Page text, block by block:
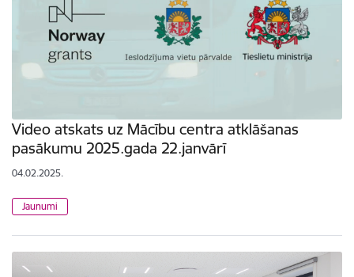
Video atskats uz Mācību centra atklāšanas
pasākumu 2025.gada 22.janvārī
04.02.2025.
Jaunumi